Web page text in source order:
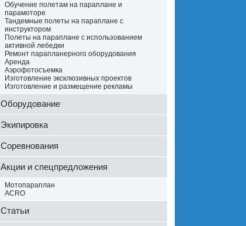
Обучение полетам на параплане и
парамоторе
Тандемные полеты на параплане с
инструктором
Полеты на параплане с использованием
активной лебедки
Ремонт парапланерного оборудования
Аренда
Аэрофотосъемка
Изготовление эксклюзивных проектов
Изготовление и размещение рекламы
Оборудование
Экипировка
Соревнования
Акции и спецпредложения
Мотопараплан
ACRO
Статьи